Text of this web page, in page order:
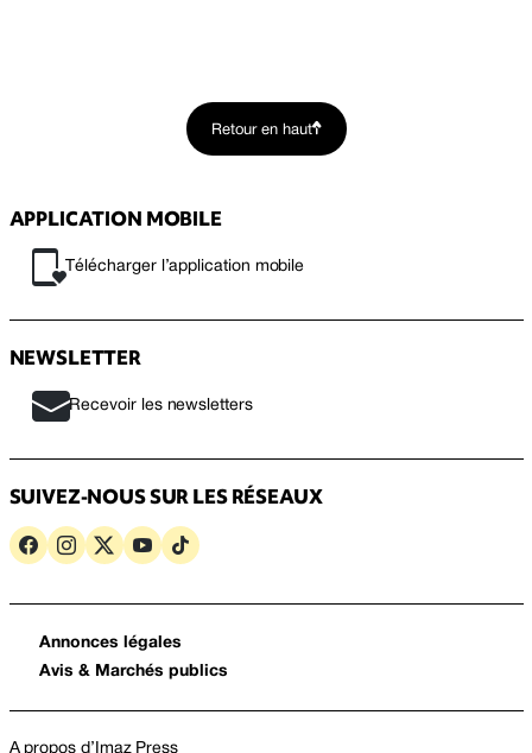
Retour en haut
APPLICATION MOBILE
Télécharger l’application mobile
NEWSLETTER
Recevoir les newsletters
SUIVEZ-NOUS SUR LES RÉSEAUX
Annonces légales
Avis & Marchés publics
A propos d’Imaz Press